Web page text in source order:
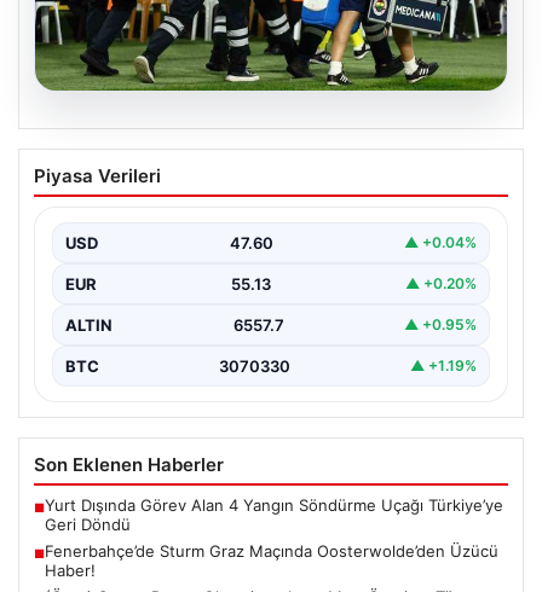
Fenerbahçe’de Sturm Graz Maçında
Oosterwolde’den Üzücü Haber!
gerçekleşen heyecan dolu mücadelede Fenerbahçe’nin
Sturm Graz…
Piyasa Verileri
USD 47.60 ▲ +0.04%
EUR 55.13 ▲ +0.20%
ALTIN 6557.7 ▲ +0.95%
BTC 3070330 ▲ +1.19%
Son Eklenen Haberler
■Yurt Dışında Görev Alan 4 Yangın Söndürme Uçağı Türkiye’ye
Geri Döndü
■Fenerbahçe’de Sturm Graz Maçında Oosterwolde’den Üzücü
Haber!